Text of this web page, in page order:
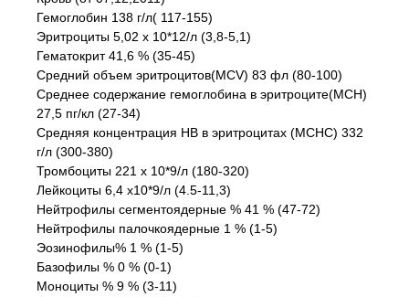
Гемоглобин 138 г/л( 117-155)
Эритроциты 5,02 х 10*12/л (3,8-5,1)
Гематокрит 41,6 % (35-45)
Средний объем эритроцитов(MCV) 83 фл (80-100)
Среднее содержание гемоглобина в эритроците(MCH)
27,5 пг/кл (27-34)
Средняя концентрация HB в эритроцитах (MCHC) 332
г/л (300-380)
Тромбоциты 221 х 10*9/л (180-320)
Лейкоциты 6,4 х10*9/л (4.5-11,3)
Нейтрофилы сегментоядерные % 41 % (47-72)
Нейтрофилы палочкоядерные 1 % (1-5)
Эозинофилы% 1 % (1-5)
Базофилы % 0 % (0-1)
Моноциты % 9 % (3-11)